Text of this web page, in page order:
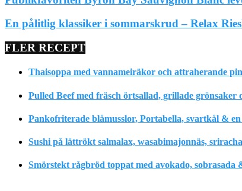
En pålitlig klassiker i sommarskrud – Relax
FLER RECEPT
Thaisoppa med vannameiräkor och attraherande
Pulled Beef med fräsch örtsallad, grillade grönsaker
Pankofriterade blåmusslor, Portabella, svartkål &
Sushi på lättrökt salmalax, wasabimajonnäs,
Smörstekt rågbröd toppat med avokado,